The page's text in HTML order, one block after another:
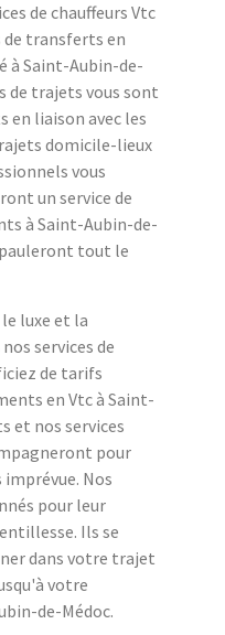
de chauffeurs Vtc
de transferts en
Saint-Aubin-de-
de trajets vous sont
en liaison avec les
domicile-lieux
vous
un service de
à Saint-Aubin-de-
tout le
luxe et la
services de
de tarifs
en Vtc à Saint-
et nos services
pour
Nos
pour leur
Ils se
dans votre trajet
votre
de-Médoc.